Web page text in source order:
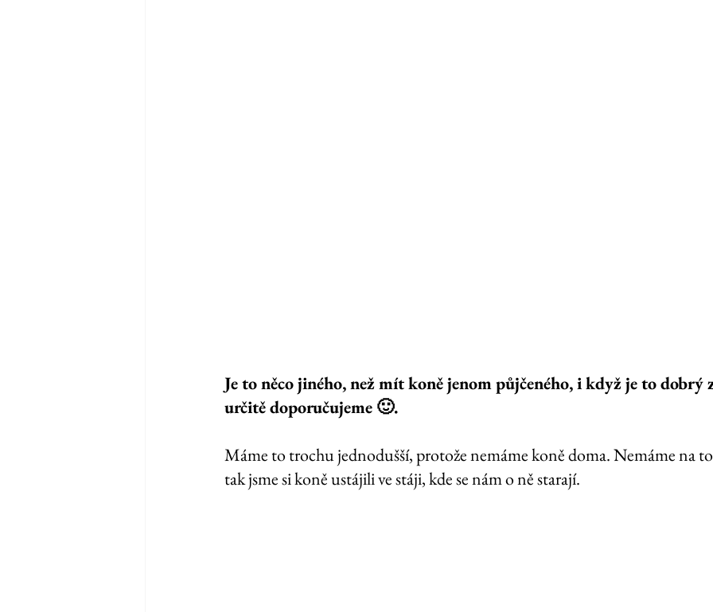
Je to něco jiného, než mít koně jenom půjčeného, i když je to dobrý
určitě doporučujeme 🙂.
Máme to trochu jednodušší, protože nemáme koně doma. Nemáme na
tak jsme si koně ustájili ve stáji, kde se nám o ně starají.